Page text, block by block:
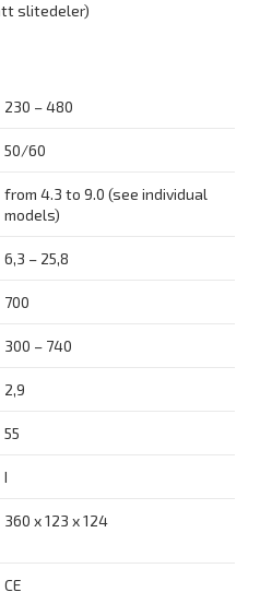
slitedeler)
230 – 480
50/60
from 4.3 to 9.0 (see individual
models)
6,3 – 25,8
700
300 – 740
2,9
55
I
360 x 123 x 124
CE